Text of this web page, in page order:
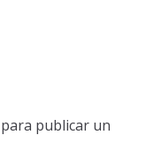
para publicar un